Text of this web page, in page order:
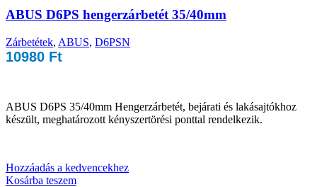
ABUS D6PS hengerzárbetét 35/40mm
Zárbetétek, ABUS, D6PSN
10980 Ft
ABUS D6PS 35/40mm Hengerzárbetét, bejárati és lakásajtókhoz
készült, meghatározott kényszertörési ponttal rendelkezik.
Hozzáadás a kedvencekhez
Kosárba teszem